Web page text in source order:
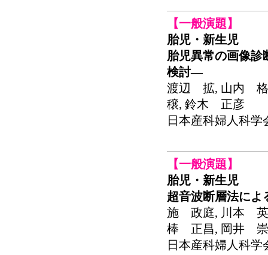
【一般演題】
胎児・新生児
胎児異常の画像
検討―
渡辺 拡, 山内
穣, 鈴木 正彦
日本産科婦人科学
【一般演題】
胎児・新生児
超音波断層法によ
施 政庭, 川本
棒 正昌, 岡井
日本産科婦人科学